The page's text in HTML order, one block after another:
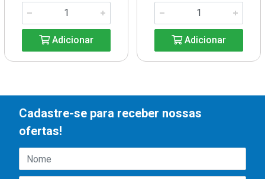
Adicionar Adicionar
Cadastre-se para receber nossas
ofertas!